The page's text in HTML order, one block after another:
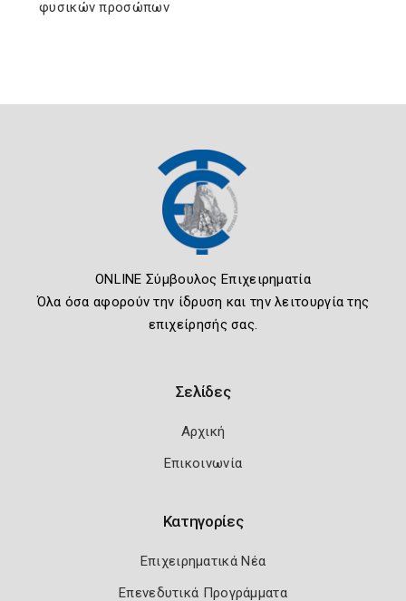
φυσικών προσώπων
ONLINE Σύμβουλος Επιχειρηματία
Όλα όσα αφορούν την ίδρυση και την λειτουργία της
επιχείρησής σας.
Σελίδες
Αρχική
Επικοινωνία
Κατηγορίες
Επιχειρηματικά Νέα
Επενεδυτικά Προγράμματα